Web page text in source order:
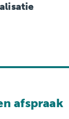
afspraak